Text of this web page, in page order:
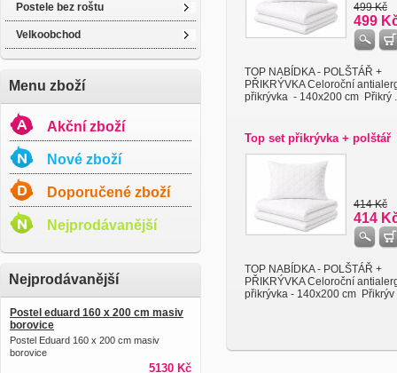
Postele bez roštu
Velkoobchod
Menu zboží
Akční zboží
Nové zboží
Doporučené zboží
Nejprodávanější
Nejprodávanější
Postel eduard 160 x 200 cm masiv
borovice
Postel Eduard 160 x 200 cm masiv
borovice
5130 Kč
499 Kč
499
TOP NABÍDKA - POLŠTÁŘ +
PŘIKRÝVKA Celoroční
přikrývka - 140x200 cm Přikrý
Top set přikrývka + polštář
414 Kč
414
TOP NABÍDKA - POLŠTÁŘ +
PŘIKRÝVKA Celoroční
přikrývka - 140x200 cm Přikrýv